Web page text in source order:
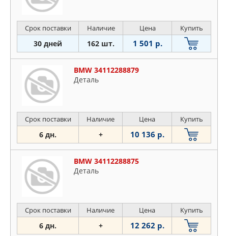
Срок поставки Наличие Цена Купить
30 дней 162 шт. 1 501 р.
BMW 34112288879
Деталь
Срок поставки Наличие Цена Купить
6 дн. + 10 136 р.
BMW 34112288875
Деталь
Срок поставки Наличие Цена Купить
6 дн. + 12 262 р.